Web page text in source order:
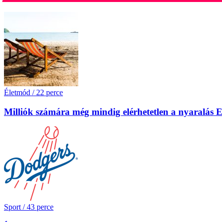
Életmód / 22 perce
Milliók számára még mindig elérhetetlen a nyaralás
Sport / 43 perce